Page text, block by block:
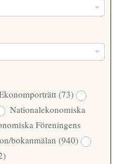
(73)
Nationalekonomiska
Föreningens
bokanmälan(940)